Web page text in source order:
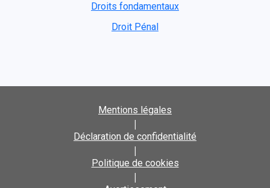
Droits fondamentaux
Droit Pénal
Mentions légales
|
Déclaration de confidentialité
|
Politique de cookies
|